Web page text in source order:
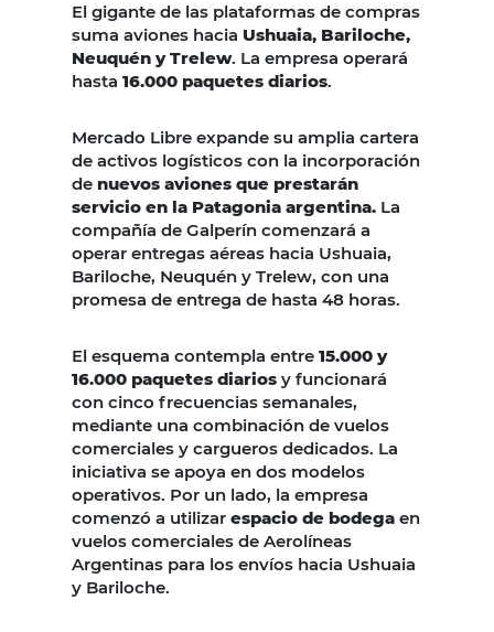
El gigante de las plataformas de compras
suma aviones hacia Ushuaia, Bariloche,
Neuquén y Trelew. La empresa operará
hasta 16.000 paquetes diarios.
Mercado Libre expande su amplia cartera
de activos logísticos con la incorporación
de nuevos aviones que prestarán
servicio en la Patagonia argentina. La
compañía de Galperín comenzará a
operar entregas aéreas hacia Ushuaia,
Bariloche, Neuquén y Trelew, con una
promesa de entrega de hasta 48 horas.
El esquema contempla entre 15.000 y
16.000 paquetes diarios y funcionará
con cinco frecuencias semanales,
mediante una combinación de vuelos
comerciales y cargueros dedicados. La
iniciativa se apoya en dos modelos
operativos. Por un lado, la empresa
comenzó a utilizar espacio de bodega en
vuelos comerciales de Aerolíneas
Argentinas para los envíos hacia Ushuaia
y Bariloche.